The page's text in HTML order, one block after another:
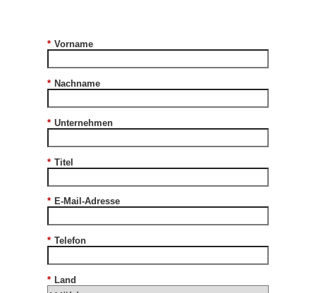
* Vorname
* Nachname
* Unternehmen
* Titel
* E-Mail-Adresse
* Telefon
* Land